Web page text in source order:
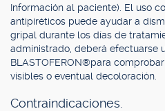
Información al paciente). El uso
antipiréticos puede ayudar a
gripal durante los días de
administrado, deberá efectuarse
BLASTOFERON®para
visibles o eventual decoloración.
Contraindicaciones.